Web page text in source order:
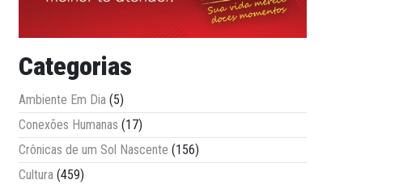
Categorias
Ambiente Em Dia (5)
Conexões Humanas (17)
Crônicas de um Sol Nascente (156)
Cultura (459)